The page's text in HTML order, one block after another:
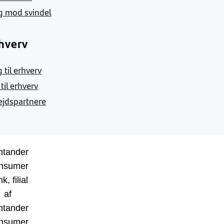
mod svindel
til erhverv
erhverv
filial
af